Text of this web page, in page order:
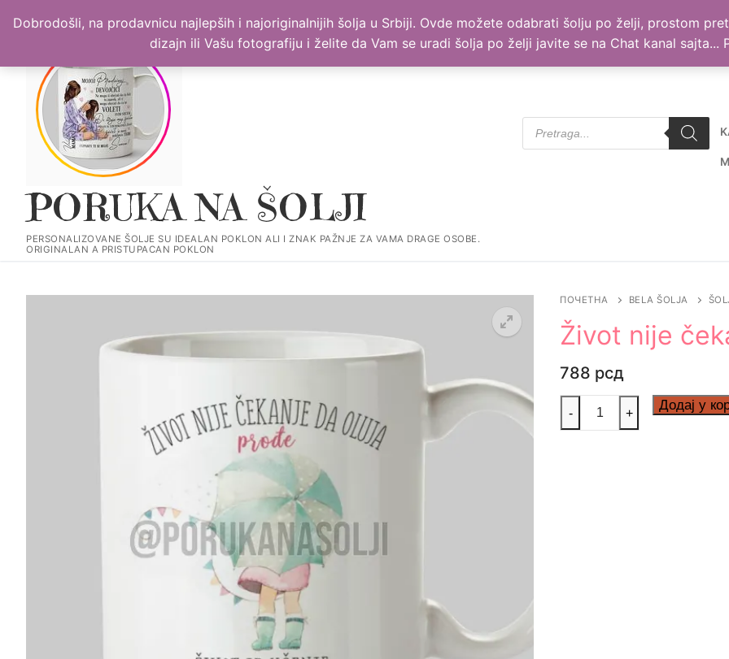
Dobrodošli, na prodavnicu najlepših i najoriginalnijih šolja u Srbiji. Ovde možete odabrati šolju po želji, prostom
dizajn ili Vašu fotografiju i želite da Vam se uradi šolja po želji javite se na Chat kanal sajta...
до
PERSONALIZOVANE ŠOLJE SU IDEALAN POKLON ALI I ZNAK PAŽNJE ZA VAMA DRAGE OSOBE. ORIGINALAN A PRISTUPACAN POKLON
PORUKA NA ŠOLJI
PERSONALIZOVANE ŠOLJE SU IDEALAN POKLON ALI I ZNAK PAŽNJE ZA VAMA DRAGE OSOBE.
ORIGINALAN A PRISTUPACAN POKLON
Products
search
ПОЧЕТНА BELA ŠOLJA
Život nije
788 рсд
nije
- + Додај у